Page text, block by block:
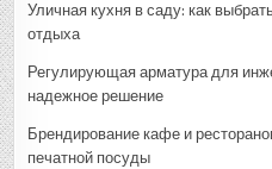
Уличная кухня в саду: как
отдыха
Регулирующая арматура для
надежное решение
Брендирование кафе и
печатной посуды